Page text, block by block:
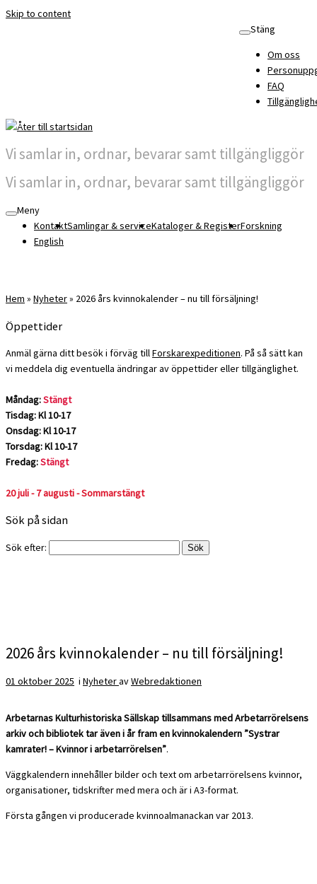
Skip to content
Stäng
Om oss
FAQ
Vi samlar in, ordnar, bevarar samt tillgängliggör
Vi samlar in, ordnar, bevarar samt tillgängliggör
Meny
KontaktSamlingar & serviceKataloger & RegisterForskning
English
Hem » Nyheter» 2026 års kvinnokalender – nu till försäljning!
Öppettider
Anmäl gärna ditt besök i förväg tillForskarexpeditionen. På så sätt kan
vi meddela dig eventuella ändringar av öppettider eller tillgänglighet.
Måndag:Stängt
Tisdag: Kl 10-17
Onsdag: Kl 10-17
Torsdag: Kl 10-17
Fredag:Stängt
20 juli - 7 augusti - Sommarstängt
Sök på sidan
Sök efter:
2026 års kvinnokalender – nu till försäljning!
01 oktober 2025 i NyheteravWebredaktionen
Arbetarnas Kulturhistoriska Sällskap tillsammans med Arbetarrörelsens
arkiv och bibliotek tar även i år fram en kvinnokalendern ”Systrar
kamrater! – Kvinnor i arbetarrörelsen”.
Väggkalendern innehåller bilder och text om arbetarrörelsens kvinnor,
organisationer, tidskrifter med mera och är i A3-format.
Första gången vi producerade kvinnoalmanackan var 2013.